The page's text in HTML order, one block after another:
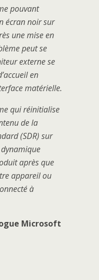
pouvant
écran noir sur
une mise en
peut se
externe se
en
matérielle.
qui réinitialise
de la
(SDR) sur
après que
appareil ou
à
Microsoft